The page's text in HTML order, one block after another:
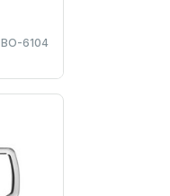
BO-6104